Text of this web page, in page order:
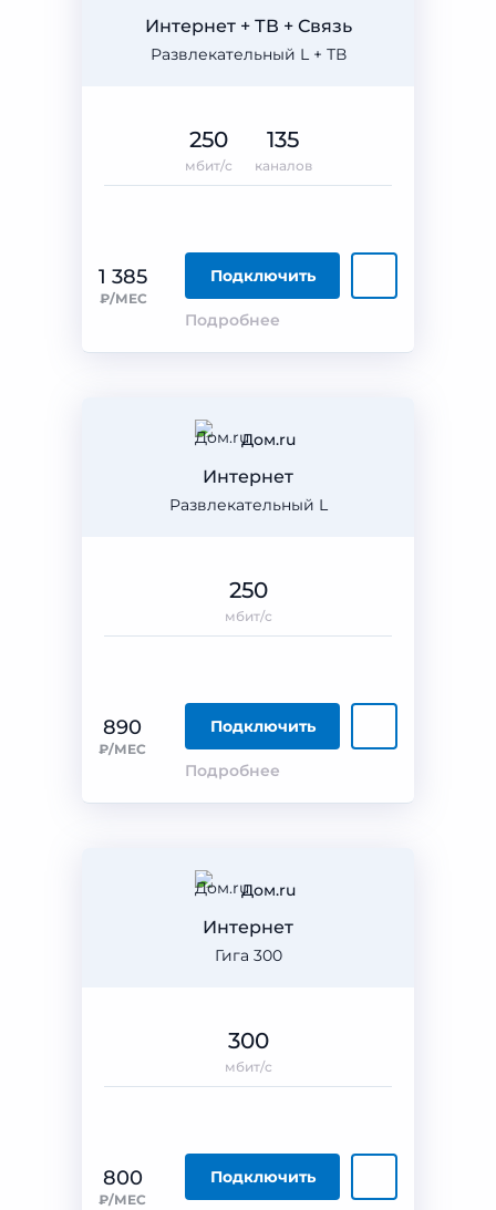
Развлекательный L + ТВ
Интернет + ТВ + Связь
1 385
₽/МЕС
Подключить
Подробнее
250
мбит/с
135
каналов
Дом.ru
Развлекательный L
Интернет
890
₽/МЕС
Подключить
Подробнее
250
мбит/с
Дом.ru
Гига 300
Интернет
800
₽/МЕС
Подключить
300
мбит/с